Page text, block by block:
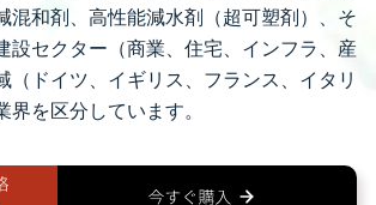
混和剤、高性能減水剤（超可塑剤）、そ
設セクター（商業、住宅、インフラ、産
（ドイツ、イギリス、フランス、イタリ
界を区分しています。